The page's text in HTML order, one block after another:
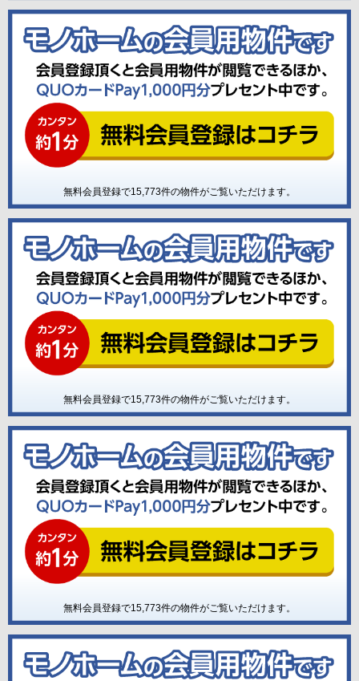
無料会員登録で15,773件の物件がご覧いただけます。
無料会員登録で15,773件の物件がご覧いただけます。
無料会員登録で15,773件の物件がご覧いただけます。